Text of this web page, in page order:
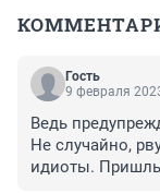
Гость
9 февраля
Ведь
Не случайно,
идиоты.